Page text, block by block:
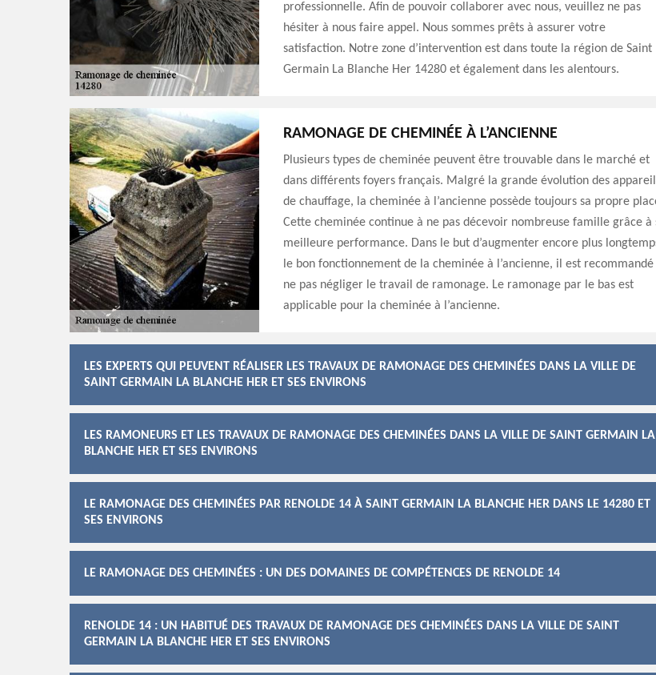
professionnelle. Afin de pouvoir collaborer avec nous, veuillez ne pas
hésiter à nous faire appel. Nous sommes prêts à assurer votre
satisfaction. Notre zone d’intervention est dans toute la région de Saint
Germain La Blanche Her 14280 et également dans les alentours.
RAMONAGE DE CHEMINÉE À L’ANCIENNE
Plusieurs types de cheminée peuvent être trouvable dans le marché et
dans différents foyers français. Malgré la grande évolution des
de chauffage, la cheminée à l’ancienne possède toujours sa propre
Cette cheminée continue à ne pas décevoir nombreuse famille grâce à
meilleure performance. Dans le but d’augmenter encore plus
le bon fonctionnement de la cheminée à l’ancienne, il est recommandé
ne pas négliger le travail de ramonage. Le ramonage par le bas est
applicable pour la cheminée à l’ancienne.
LES EXPERTS QUI PEUVENT RÉALISER LES TRAVAUX DE RAMONAGE DES CHEMINÉES DANS LA VILLE DE
SAINT GERMAIN LA BLANCHE HER ET SES ENVIRONS
LES RAMONEURS ET LES TRAVAUX DE RAMONAGE DES CHEMINÉES DANS LA VILLE DE SAINT GERMAIN LA
BLANCHE HER ET SES ENVIRONS
LE RAMONAGE DES CHEMINÉES PAR RENOLDE 14 À SAINT GERMAIN LA BLANCHE HER DANS LE 14280 ET
SES ENVIRONS
LE RAMONAGE DES CHEMINÉES : UN DES DOMAINES DE COMPÉTENCES DE RENOLDE 14
RENOLDE 14 : UN HABITUÉ DES TRAVAUX DE RAMONAGE DES CHEMINÉES DANS LA VILLE DE SAINT
GERMAIN LA BLANCHE HER ET SES ENVIRONS